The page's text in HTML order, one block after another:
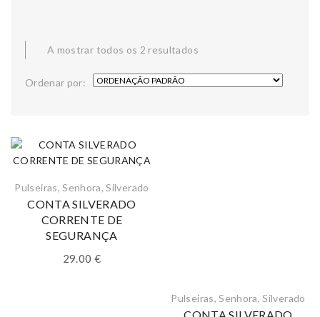
A mostrar todos os 2 resultados
Ordenar por:
Pulseiras,Senhora,Silverado
CONTA SILVERADO
CORRENTE DE
SEGURANÇA
29.00 €
Pulseiras,Senhora,Silverado